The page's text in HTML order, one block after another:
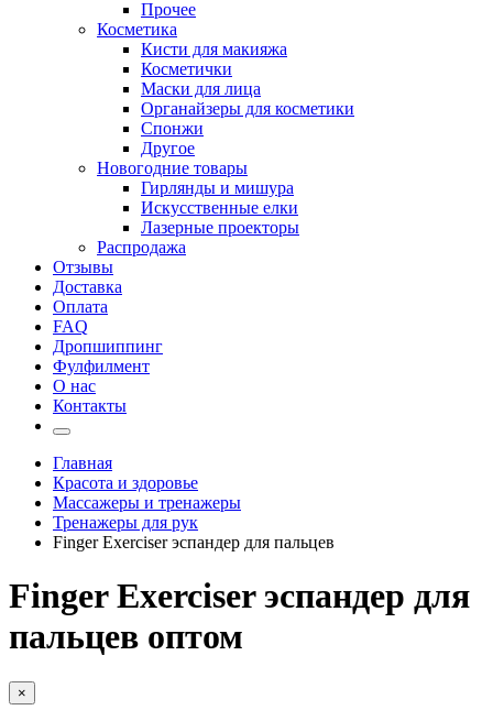
Прочее
Косметика
Кисти для макияжа
Косметички
Маски для лица
Органайзеры для косметики
Спонжи
Другое
Новогодние товары
Гирлянды и мишура
Искусственные елки
Лазерные проекторы
Распродажа
Отзывы
Доставка
Оплата
FAQ
Дропшиппинг
Фулфилмент
О нас
Контакты
Главная
Красота и здоровье
Массажеры и тренажеры
Тренажеры для рук
Finger Exerciser эспандер для пальцев
Finger Exerciser эспандер для
пальцев оптом
×